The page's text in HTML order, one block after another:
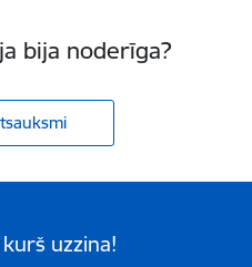
bija noderīga?
uzzina!